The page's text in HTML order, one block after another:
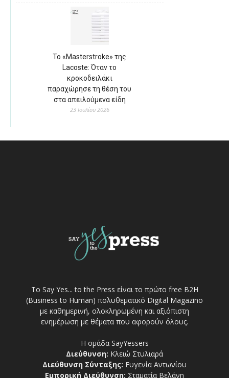
Το «Masterstroke» της
Lacoste: Όταν το
κροκοδειλάκι
παραχώρησε τη θέση του
στα απειλούμενα είδη
23 Ιουλίου 2026
Το Say Yes... to the Press είναι το πρώτο free Β2Η
(Business to Human) πολυθεματικό Digital Magazino
με καθημερινή, ολοκληρωμένη και αξιόπιστη
ενημέρωση με θέματα που αφορούν όλους.
Η ομάδα SayYessers
Διεύθυνση: Κλειώ Στυλιαρά
Διεύθυνση Σύνταξης: Ευγενία Αντωνίου
Εμπορική Διεύθυνση: Σταματία Βελάνη